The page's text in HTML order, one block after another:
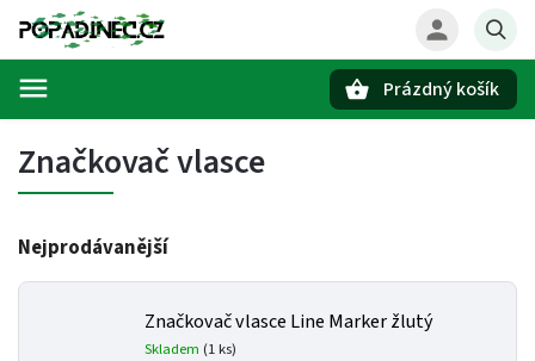
Prázdný košík
Značkovač vlasce
Nejprodávanější
Značkovač vlasce Line Marker žlutý
Skladem (1 ks)